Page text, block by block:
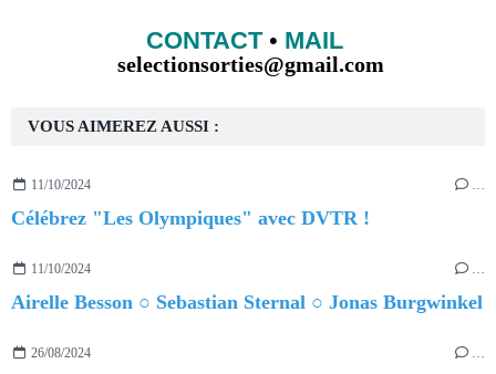
VOUS AIMEREZ AUSSI :
11/10/2024
Célébrez "Les Olympiques" avec DVTR !
11/10/2024 …
Airelle Besson ○ Sebastian Sternal ○ Jonas Burgwinkel
26/08/2024 …
CONTACT• MAIL
selectionsorties@gmail.com